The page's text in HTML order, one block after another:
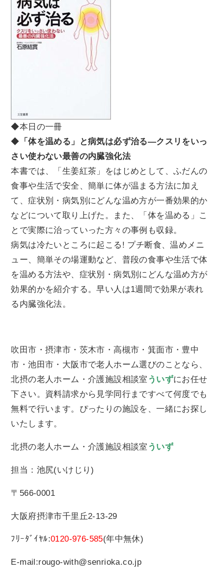
◆本日の一冊
◆ 「体を温める」と病気は必ず治る―クスリをいっ
さい使わない最善の内臓強化法
本書では、「生姜紅茶」をはじめとして、ふだんの
食事や生活で安全、簡単に体が温まる方法に加え
て、症状別・病気別にどんな温め方が一番効果的か
などについて取り上げた。また、「体を温める」こ
とで実際に治っていった方々の事例も収録。
病気は冷たいところに起こる! プチ断食、温めメニ
ュー、簡単その場運動など、普段の食事や生活で体
を温める方法や、症状別・病気別にどんな温め方が
効果的かを紹介する。早い人は1週間で効果が表れ
る内臓強化法。
吹田市・摂津市・茨木市・高槻市・箕面市・豊中
市・池田市・大阪市で老人ホーム選びのことなら、
北摂の老人ホーム・介護施設相談室 ういずにお任せ
下さい。資料請求から見学同行まですべて何度でも
無料で行います。ぴったりの施設を、一緒にお探し
いたします。
北摂の老人ホーム・介護施設相談室 ういず
担当：池尻(いけじり)
〒566-0001
大阪府摂津市千里丘2-13-29
ﾌﾘｰﾀﾞｲﾔﾙ:0120-976-585(年中無休)
E-mail:rougo-with@senrioka.co.jp